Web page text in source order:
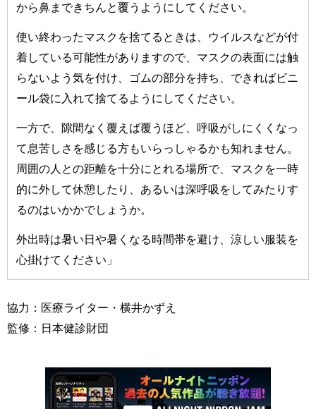
から鼻まできちんと覆うようにしてください。
使い終わったマスクを捨てるときは、ウイルスなどが付
着している可能性がありますので、マスクの表面には触
らないよう気を付け、ゴムの部分を持ち、できればビニ
ール袋に入れて捨てるようにしてください。
一方で、隙間なく覆えば覆うほど、呼吸がしにくくなっ
て息苦しさを感じる方もいらっしゃるかも知れません。
周囲の人との距離を十分にとれる場所で、マスクを一時
的に外して休憩したり、あるいは深呼吸をしてみたりす
るのはいかかでしょうか。
外出時は暑い日や暑くなる時間帯を避け、涼しい服装を
心掛けてください」
協力：医療ライター・横井かずえ
監修：日本健診財団